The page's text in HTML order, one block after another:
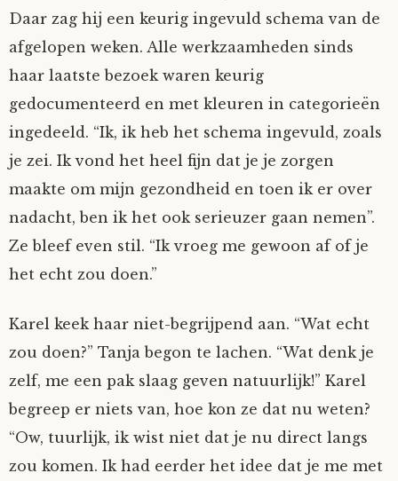
Daar zag hij een keurig ingevuld schema van de
afgelopen weken. Alle werkzaamheden sinds
haar laatste bezoek waren keurig
gedocumenteerd en met kleuren in categorieën
ingedeeld. “Ik, ik heb het schema ingevuld, zoals
je zei. Ik vond het heel fijn dat je je zorgen
maakte om mijn gezondheid en toen ik er over
nadacht, ben ik het ook serieuzer gaan nemen”.
Ze bleef even stil. “Ik vroeg me gewoon af of je
het echt zou doen.”
Karel keek haar niet-begrijpend aan. “Wat echt
zou doen?” Tanja begon te lachen. “Wat denk je
zelf, me een pak slaag geven natuurlijk!” Karel
begreep er niets van, hoe kon ze dat nu weten?
“Ow, tuurlijk, ik wist niet dat je nu direct langs
zou komen. Ik had eerder het idee dat je me met